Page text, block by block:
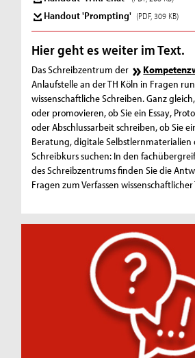
Handout 'Prompting' (PDF, 309 KB)
Hier geht es weiter im Text.
Das Schreibzentrum der
Anlaufstelle an der TH Köln in Fragen
wissenschaftliche Schreiben. Ganz
oder promovieren, ob Sie ein Essay,
oder Abschlussarbeit schreiben, ob Sie
Beratung, digitale Selbstlernmaterialien
Schreibkurs suchen: In den
des Schreibzentrums finden Sie die
Fragen zum Verfassen wissenschaftlicher